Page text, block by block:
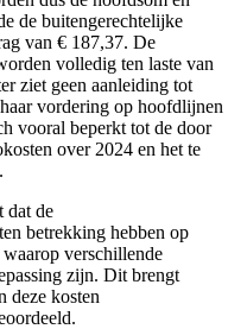
de buitengerechtelijke
van € 187,37. De
volledig ten laste van
ziet geen aanleiding tot
vordering op hoofdlijnen
vooral beperkt tot de door
over 2024 en het te
dat de
betrekking hebben op
verschillende
zijn. Dit brengt
deze kosten